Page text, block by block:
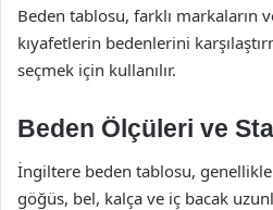
Beden tablosu, farklı markaların
kıyafetlerin bedenlerini
seçmek için kullanılır.
Beden Ölçüleri ve
İngiltere beden tablosu,
göğüs, bel, kalça ve iç bacak